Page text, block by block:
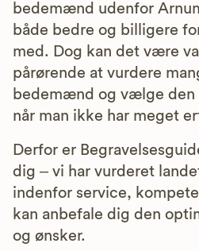
bedemænd udenfor
både bedre og billigere
med. Dog kan det være
pårørende at vurdere
bedemænd og vælge
når man ikke har meget
Derfor er
dig – vi har vurderet
indenfor service,
kan anbefale dig den
og ønsker.